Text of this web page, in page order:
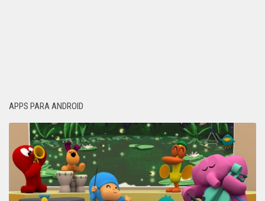
APPS PARA ANDROID